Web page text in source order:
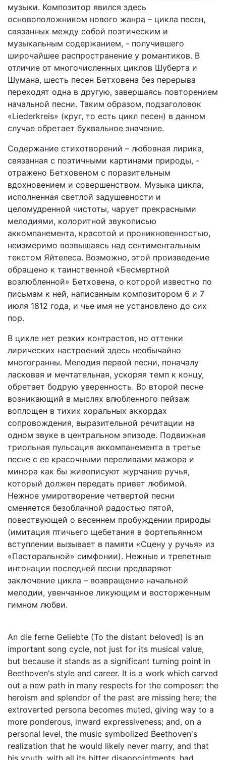
музыки. Композитор явился здесь
основоположником нового жанра – цикла песен,
связанных между собой поэтическим и
музыкальным содержанием, - получившего
широчайшее распространение у романтиков. В
отличие от многочисленных циклов Шуберта и
Шумана, шесть песен Бетховена без перерыва
переходят одна в другую, завершаясь повторением
начальной песни. Таким образом, подзаголовок
«Liederkreis» (круг, то есть цикл песен) в данном
случае обретает буквальное значение.
Содержание стихотворений – любовная лирика,
связанная с поэтичными картинами природы, -
отражено Бетховеном с поразительным
вдохновением и совершенством. Музыка цикла,
исполненная светлой задушевности и
целомудренной чистоты, чарует прекрасными
мелодиями, колоритной звукописью
аккомпанемента, красотой и проникновенностью,
неизмеримо возвышаясь над сентиментальным
текстом Яйтелеса. Возможно, этой произведение
обращено к таинственной «Бесмертной
возлюбленной» Бетховена, о которой известно по
письмам к ней, написанным композитором 6 и 7
июля 1812 года, и чье имя не установлено до сих
пор.
В цикле нет резких контрастов, но оттенки
лирических настроений здесь необычайно
многогранны. Мелодия первой песни, поначалу
ласковая и мечтательная, ускоряя темп к концу,
обретает бодрую уверенность. Во второй песне
возникающий в мыслях влюбленного пейзаж
воплощен в тихих хоральных аккордах
сопровождения, выразительной речитации на
одном звуке в центральном эпизоде. Подвижная
триольная пульсация аккомпанемента в третье
песне с ее красочными переливами мажора и
минора как бы живописуют журчание ручья,
который должен передать привет любимой.
Нежное умиротворение четвертой песни
сменяется безоблачной радостью пятой,
повествующей о весеннем пробуждении природы
(имитация птичьего щебетания в фортепьянном
вступлении вызывает в памяти «Сцену у ручья» из
«Пасторальной» симфонии). Нежные и трепетные
интонации последней песни предваряют
заключение цикла – возвращение начальной
мелодии, увенчанное ликующим и восторженным
гимном любви.
An die ferne Geliebte (To the distant beloved) is an
important song cycle, not just for its musical value,
but because it stands as a significant turning point in
Beethoven's style and career. It is a work which carved
out a new path in many respects for the composer: the
heroism and splendor of the past are missing here; the
extroverted persona becomes muted, giving way to a
more ponderous, inward expressiveness; and, on a
personal level, the music symbolized Beethoven's
realization that he would likely never marry, and that
his youth, with all its bitter disappointments, had